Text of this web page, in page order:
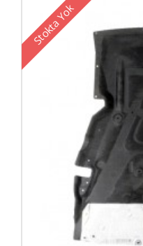
Stokta Yok